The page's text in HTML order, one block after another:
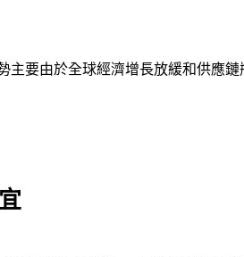
要由於全球經濟增長放緩和供應